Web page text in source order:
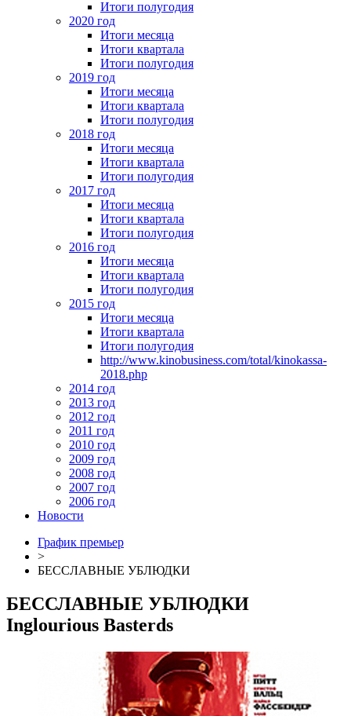
Итоги полугодия
2020 год
Итоги месяца
Итоги квартала
Итоги полугодия
2019 год
Итоги месяца
Итоги квартала
Итоги полугодия
2018 год
Итоги месяца
Итоги квартала
Итоги полугодия
2017 год
Итоги месяца
Итоги квартала
Итоги полугодия
2016 год
Итоги месяца
Итоги квартала
Итоги полугодия
2015 год
Итоги месяца
Итоги квартала
Итоги полугодия
http://www.kinobusiness.com/total/kinokassa-
2018.php
2014 год
2013 год
2012 год
2011 год
2010 год
2009 год
2008 год
2007 год
2006 год
Новости
График премьер
>
БЕССЛАВНЫЕ УБЛЮДКИ
БЕССЛАВНЫЕ УБЛЮДКИ
Inglourious Basterds